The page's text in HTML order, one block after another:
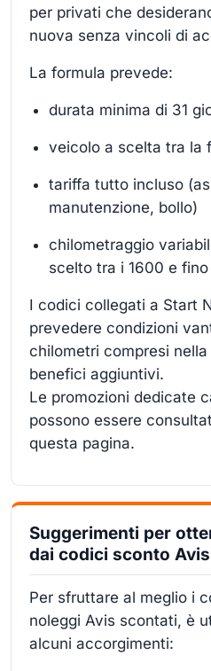
per privati che
nuova senza vincoli di
La formula prevede:
durata minima di 31
veicolo a scelta tra la
tariffa tutto incluso
manutenzione, bollo)
chilometraggio
scelto tra i 1600 e
I codici collegati a Start
prevedere condizioni
chilometri compresi
benefici aggiuntivi.
Le promozioni dedicate
possono essere
questa pagina.
Suggerimenti per
dai codici sconto Avis
Per sfruttare al meglio i
noleggi Avis scontati, è
alcuni accorgimenti: